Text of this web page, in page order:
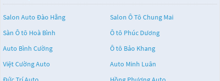
Salon Auto Đào Hằng
Salon Ô Tô Chung Mai
Sàn Ô tô Hoà Bình
Ô tô Phúc Dương
Auto Bình Cường
Ô tô Bảo Khang
Việt Cường Auto
Auto Minh Luân